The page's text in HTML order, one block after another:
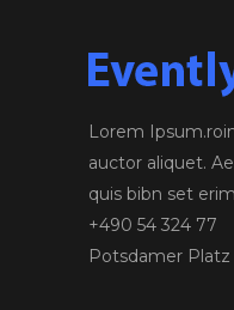
Lorem
auctor aliquet.
quis bibn set
+490 54 324 77
Potsdamer Platz